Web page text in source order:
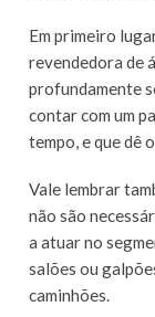
Em primeiro
revendedora de
profundamente
contar com um
tempo, e que dê
Vale lembrar
não são
a atuar no
salões ou
caminhões.